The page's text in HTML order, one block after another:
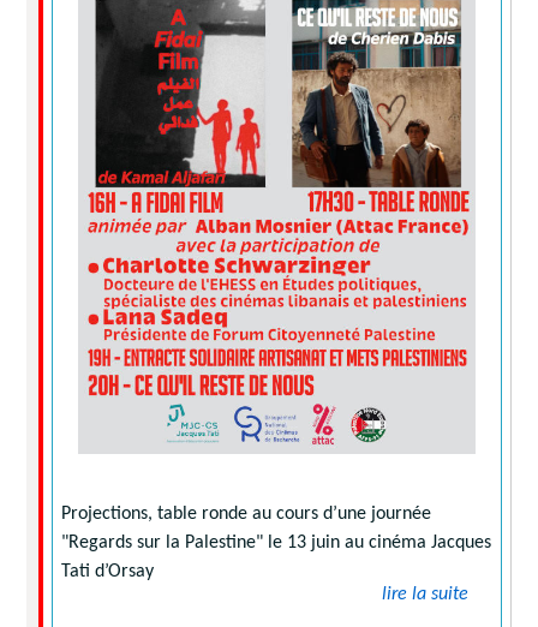
Projections, table ronde au cours d’une journée
"Regards sur la Palestine" le 13 juin au cinéma Jacques
Tati d’Orsay
lire la suite